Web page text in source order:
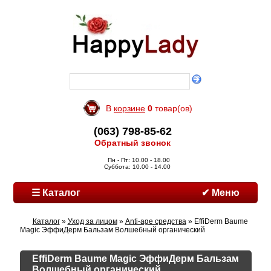
В корзине 0 товар(ов)
(063) 798-85-62
Обратный звонок
Пн - Пт: 10.00 - 18.00
Суббота: 10.00 - 14.00
☰ Каталог ✔ Меню
Каталог» Уход за лицом» Anti-age средства» EffiDerm Baume
Magic ЭффиДерм Бальзам Волшебный органический
EffiDerm Baume Magic ЭффиДерм Бальзам